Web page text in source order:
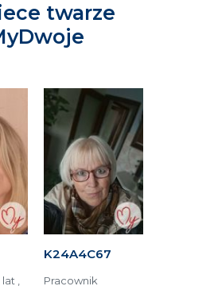
twarze
,
K24A4C67
Pracownik